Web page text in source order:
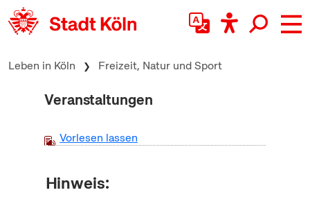
zum Inhalt springen
Leben in Köln Freizeit, Natur und Sport
Veranstaltungen
Vorlesen lassen
Hinweis: